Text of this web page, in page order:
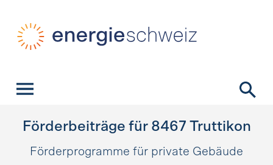
Förderbeiträge für 8467 Truttikon
Förderprogramme für private Gebäude